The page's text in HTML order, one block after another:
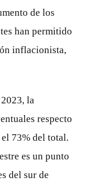
de los
han permitido
inflacionista,
la
respecto
el 73% del total.
es un punto
del sur de